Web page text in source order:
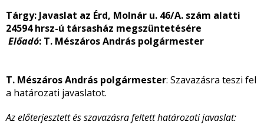
Tárgy: Javaslat az Érd, Molnár u. 46/A. szám alatti
24594 hrsz-ú társasház megszüntetésére
Előadó: T. Mészáros András polgármester
T. Mészáros András polgármester: Szavazásra teszi fel
a határozati javaslatot.
Az előterjesztett és szavazásra feltett határozati javaslat: